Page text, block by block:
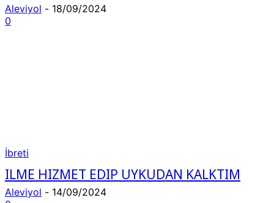
Aleviyol - 18/09/2024
0
İbreti
ILME HIZMET EDIP UYKUDAN KALKTIM
Aleviyol - 14/09/2024